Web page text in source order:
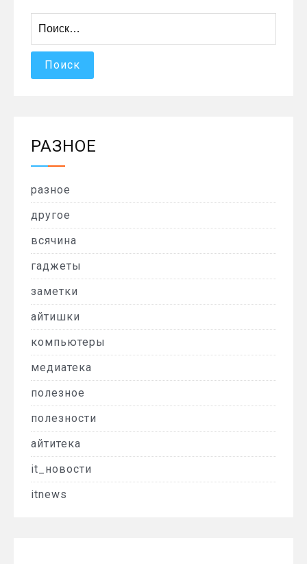
РАЗНОЕ
разное
другое
всячина
гаджеты
заметки
айтишки
компьютеры
медиатека
полезное
полезности
айтитека
it_новости
itnews